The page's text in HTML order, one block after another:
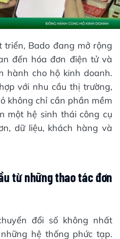
triển, Bado đang mở rộng
đến hóa đơn điện tử và
hành cho hộ kinh doanh.
với nhu cầu thị trường,
không chỉ cần phần mềm
một hệ sinh thái công cụ
dữ liệu, khách hàng và
từ những thao tác đơn
đổi số không nhất
hệ thống phức tạp.